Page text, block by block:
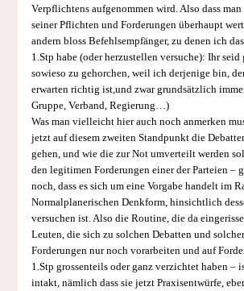
Verpflichtens aufgenommen wird. Also dass
seiner Pflichten und Forderungen überhaupt
andern bloss Befehlsempfänger, zu denen ich
1.Stp habe (oder herzustellen versuche): Ihr
sowieso zu gehorchen, weil ich derjenige bin,
erwarten richtig ist,und zwar grundsätzlich
Gruppe, Verband, Regierung…)
Was man vielleicht hier auch noch anmerken
jetzt auf diesem zweiten Standpunkt die
gehen, und wie die zur Not umverteilt werden
den legitimen Forderungen einer der Parteien –
noch, dass es sich um eine Vorgabe handelt im
Normalplanerischen Denkform, hinsichtlich
versuchen ist. Also die Routine, die da
Leuten, die sich zu solchen Debatten und
Forderungen nur noch vorarbeiten und auf
1.Stp grossenteils oder ganz verzichtet haben –
intakt, nämlich dass sie jetzt Praxisentwürfe,